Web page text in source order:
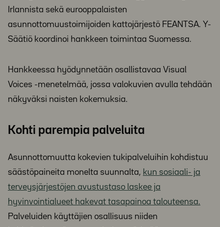
Irlannista sekä eurooppalaisten
asunnottomuustoimijoiden kattojärjestö FEANTSA. Y-
Säätiö koordinoi hankkeen toimintaa Suomessa.
Hankkeessa hyödynnetään osallistavaa Visual
Voices -menetelmää, jossa valokuvien avulla tehdään
näkyväksi naisten kokemuksia.
Kohti parempia palveluita
Asunnottomuutta kokevien tukipalveluihin kohdistuu
säästöpaineita monelta suunnalta, kun sosiaali- ja
terveysjärjestöjen avustustaso laskee ja
hyvinvointialueet hakevat tasapainoa talouteensa.
Palveluiden käyttäjien osallisuus niiden